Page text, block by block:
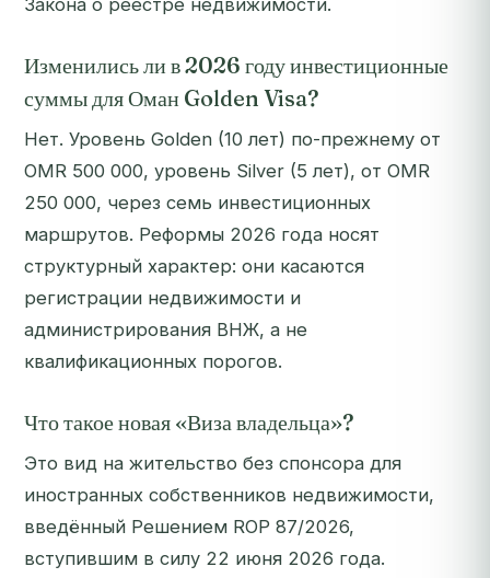
Закона о реестре недвижимости.
Изменились ли в 2026 году инвестиционные
суммы для Оман Golden Visa?
Нет. Уровень Golden (10 лет) по-прежнему от
OMR 500 000, уровень Silver (5 лет), от OMR
250 000, через семь инвестиционных
маршрутов. Реформы 2026 года носят
структурный характер: они касаются
регистрации недвижимости и
администрирования ВНЖ, а не
квалификационных порогов.
Что такое новая «Виза владельца»?
Это вид на жительство без спонсора для
иностранных собственников недвижимости,
введённый Решением ROP 87/2026,
вступившим в силу 22 июня 2026 года.